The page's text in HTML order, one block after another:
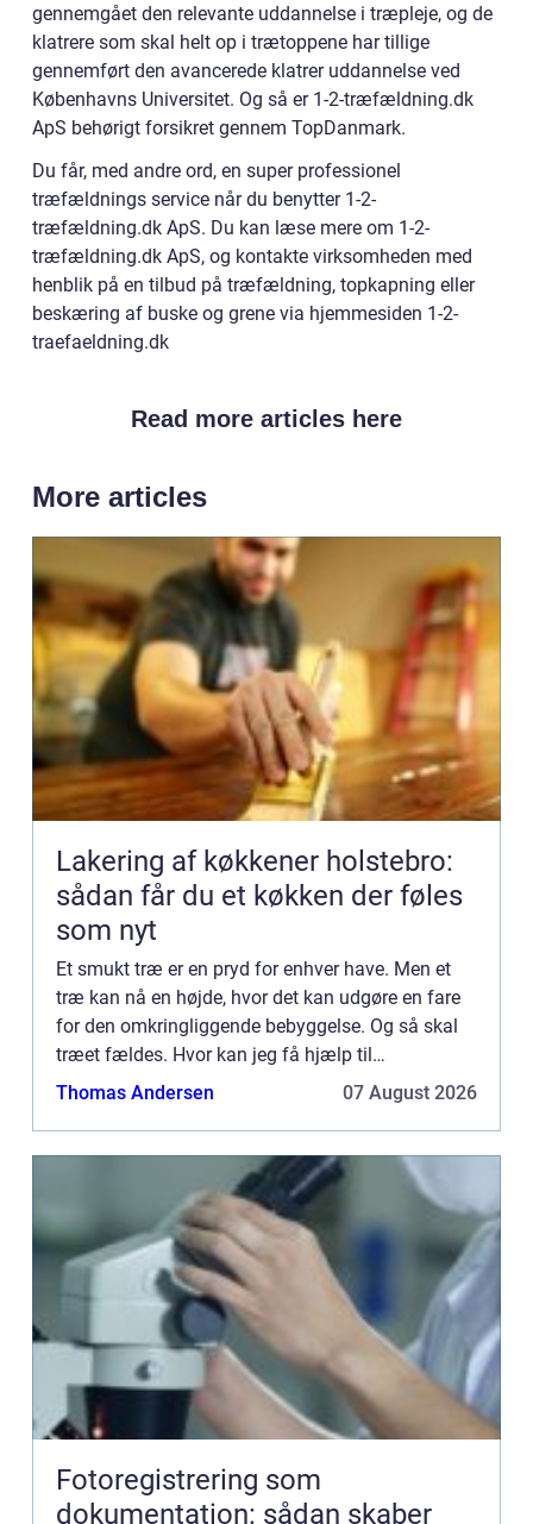
gennemgået den relevante uddannelse i træpleje, og de
klatrere som skal helt op i trætoppene har tillige
gennemført den avancerede klatrer uddannelse ved
Københavns Universitet. Og så er 1-2-træfældning.dk
ApS behørigt forsikret gennem TopDanmark.
Du får, med andre ord, en super professionel
træfældnings service når du benytter 1-2-
træfældning.dk ApS. Du kan læse mere om 1-2-
træfældning.dk ApS, og kontakte virksomheden med
henblik på en tilbud på træfældning, topkapning eller
beskæring af buske og grene via hjemmesiden 1-2-
traefaeldning.dk
Read more articles here
More articles
Lakering af køkkener holstebro:
sådan får du et køkken der føles
som nyt
Et smukt træ er en pryd for enhver have. Men et
træ kan nå en højde, hvor det kan udgøre en fare
for den omkringliggende bebyggelse. Og så skal
træet fældes. Hvor kan jeg få hjælp til
træfældning i Østjylland? Hvis du står med et
Thomas Andersen 07 August 2026
Fotoregistrering som
dokumentation: sådan skaber